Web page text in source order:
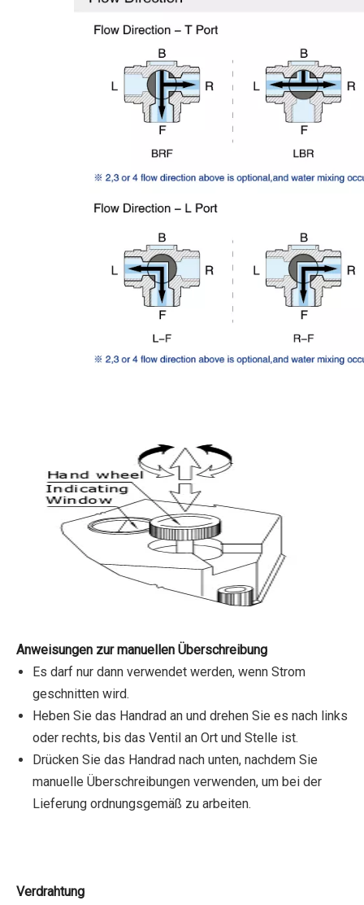
Anweisungen zur manuellen Überschreibung
Es darf nur dann verwendet werden, wenn Strom
geschnitten wird.
Heben Sie das Handrad an und drehen Sie es nach links
oder rechts, bis das Ventil an Ort und Stelle ist.
Drücken Sie das Handrad nach unten, nachdem Sie
manuelle Überschreibungen verwenden, um bei der
Lieferung ordnungsgemäß zu arbeiten.
Verdrahtung